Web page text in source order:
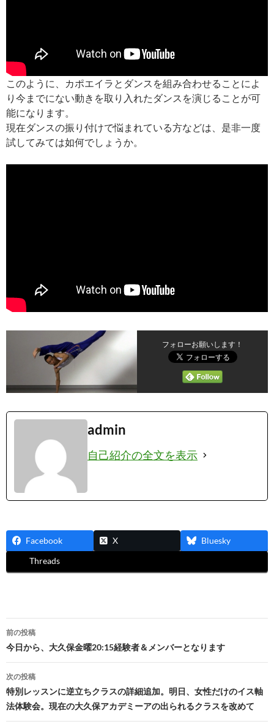
このように、カポエイラとダンスを組み合わせることによ
り今までにない動きを取り入れたダンスを演じることが可
能になります。
現在ダンスの振り付けで悩まれている方などは、是非一度
試してみては如何でしょうか。
フォローお願いします！
admin
自己紹介の全文を表示
Facebook X
Bluesky
Threads
投
稿
ナ
ビ
ゲ
前の投稿
今日から、大久保金曜20:15経験者＆メンバーとなります
次の投稿
特別レッスンに逆立ちクラスの詳細追加。明日、女性だけのイス軸
法体験会。現在の大久保アカデミーアの出られるクラスを改めて